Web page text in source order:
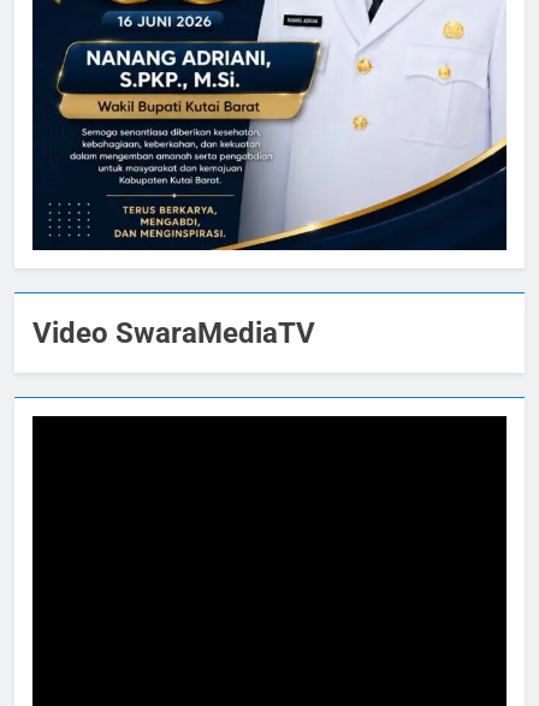
Video SwaraMediaTV